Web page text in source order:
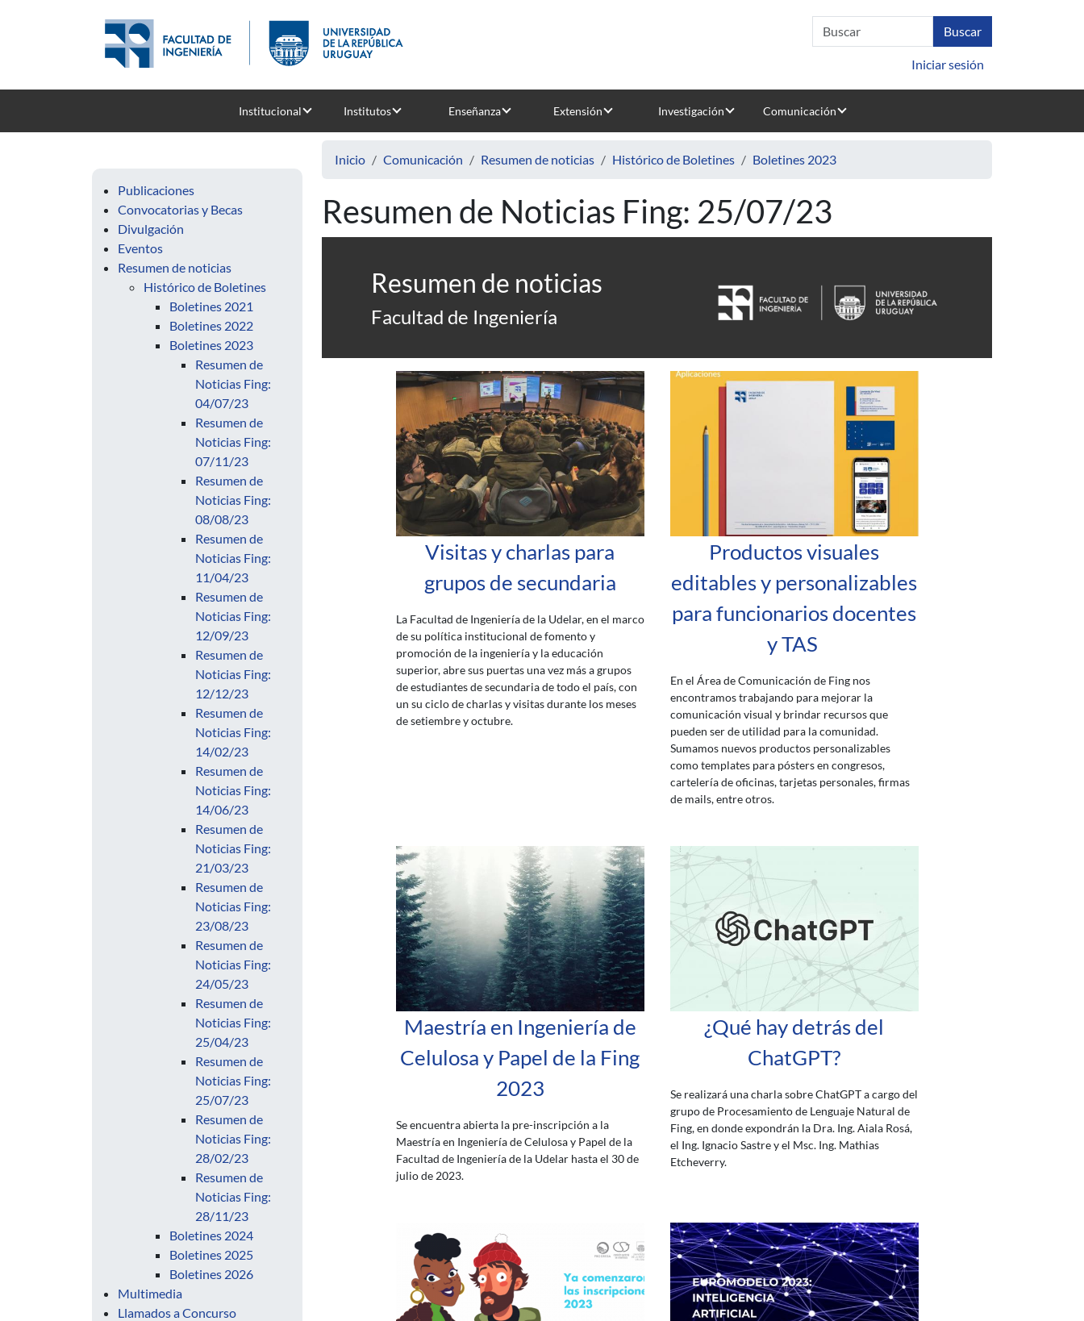
Iniciar sesión
Institucional Institutos Enseñanza Extensión Investigación Comunicación
Publicaciones
Convocatorias y Becas
Divulgación
Eventos
Resumen de noticias
Histórico de Boletines
Boletines 2021
Boletines 2022
Boletines 2023
Resumen de
Noticias Fing:
04/07/23
Resumen de
Noticias Fing:
07/11/23
Resumen de
Noticias Fing:
08/08/23
Resumen de
Noticias Fing:
11/04/23
Resumen de
Noticias Fing:
12/09/23
Resumen de
Noticias Fing:
12/12/23
Resumen de
Noticias Fing:
14/02/23
Resumen de
Noticias Fing:
14/06/23
Resumen de
Noticias Fing:
21/03/23
Resumen de
Noticias Fing:
23/08/23
Resumen de
Noticias Fing:
24/05/23
Resumen de
Noticias Fing:
25/04/23
Resumen de
Noticias Fing:
25/07/23
Resumen de
Noticias Fing:
28/02/23
Resumen de
Noticias Fing:
28/11/23
Boletines 2024
Boletines 2025
Boletines 2026
Multimedia
Llamados a Concurso
Inicio Comunicación Resumen de noticias Histórico de Boletines Boletines 2023
Resumen de Noticias Fing: 25/07/23
Resumen de noticias
Facultad de Ingeniería
Visitas y charlas para
grupos de secundaria
La Facultad de Ingeniería de la Udelar, en el marco
de su política institucional de fomento y
promoción de la ingeniería y la educación
superior, abre sus puertas una vez más a grupos
de estudiantes de secundaria de todo el país, con
un su ciclo de charlas y visitas durante los meses
de setiembre y octubre.
Productos visuales
editables y personalizables
para funcionarios docentes
y TAS
En el Área de Comunicación de Fing nos
encontramos trabajando para mejorar la
comunicación visual y brindar recursos que
pueden ser de utilidad para la comunidad.
Sumamos nuevos productos personalizables
como templates para pósters en congresos,
cartelería de oficinas, tarjetas personales, firmas
de mails, entre otros.
Maestría en Ingeniería de
Celulosa y Papel de la Fing
2023
Se encuentra abierta la pre-inscripción a la
Maestría en Ingeniería de Celulosa y Papel de la
Facultad de Ingeniería de la Udelar hasta el 30 de
julio de 2023.
¿Qué hay detrás del
ChatGPT?
Se realizará una charla sobre ChatGPT a cargo del
grupo de Procesamiento de Lenguaje Natural de
Fing, en donde expondrán la Dra. Ing. Aiala Rosá,
el Ing. Ignacio Sastre y el Msc. Ing. Mathias
Etcheverry.